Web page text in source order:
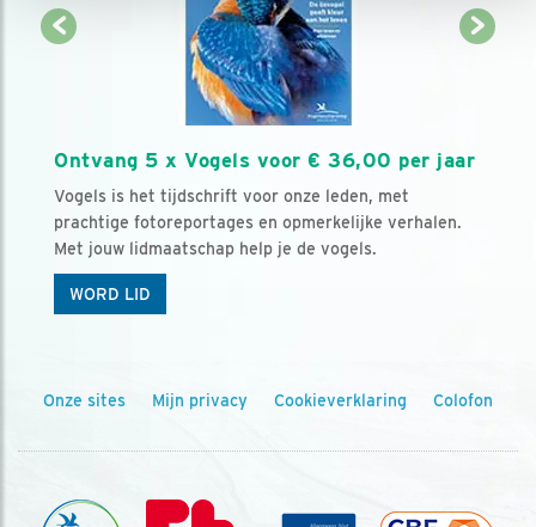
Ontvang 5 x Vogels voor € 36,00 per jaar
Vogels is het tijdschrift voor onze leden, met
prachtige fotoreportages en opmerkelijke verhalen.
Met jouw lidmaatschap help je de vogels.
WORD LID
Onze sites Mijn privacy Cookieverklaring Colofon